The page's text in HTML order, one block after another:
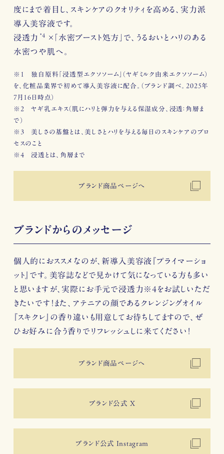
度にまで着目し、スキンケアのクオリティを高める、実力派
導入美容液です。
浸透力 *4
×「水密ブースト処方」で、うるおいとハリのある
水密つや肌へ。
※1 独自原料「浸透型エクソソーム」（ヤギミルク由来エクソソーム）
を、化粧品業界で初めて導入美容液に配合。（ブランド調べ。2025年
7月16日時点）
※2 ヤギ乳エキス（肌にハリと弾力を与える保湿成分、浸透：角層ま
で）
※3 美しさの基盤とは、美しさとハリを与える毎日のスキンケアのプロ
セスのこと
※4 浸透とは、角層まで
ブランド商品ページへ
ブランドからのメッセージ
個人的におススメなのが、新導入美容液『プライマーショ
ット』です。美容誌などで見かけて気になっている方も多い
と思いますが、実際にお手元で浸透力※4をお試しいただ
きたいです！また、アテニアの顔であるクレンジングオイル
『スキクレ』の香り違いも用意してお待ちしてますので、ぜ
ひお好みに合う香りでリフレッシュしに来てください！
ブランド商品ページへ
ブランド公式 X
ブランド公式 Instagram